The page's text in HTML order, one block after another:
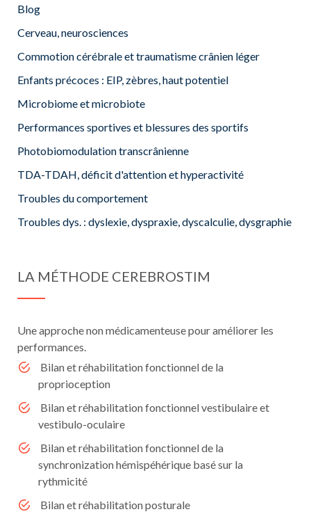
Blog
Cerveau, neurosciences
Commotion cérébrale et traumatisme crânien léger
Enfants précoces : EIP, zèbres, haut potentiel
Microbiome et microbiote
Performances sportives et blessures des sportifs
Photobiomodulation transcrânienne
TDA-TDAH, déficit d'attention et hyperactivité
Troubles du comportement
Troubles dys. : dyslexie, dyspraxie, dyscalculie, dysgraphie
LA MÉTHODE CEREBROSTIM
Une approche non médicamenteuse pour améliorer les
performances.
Bilan et réhabilitation fonctionnel de la
proprioception
Bilan et réhabilitation fonctionnel vestibulaire et
vestibulo-oculaire
Bilan et réhabilitation fonctionnel de la
synchronization hémispéhérique basé sur la
rythmicité
Bilan et réhabilitation posturale